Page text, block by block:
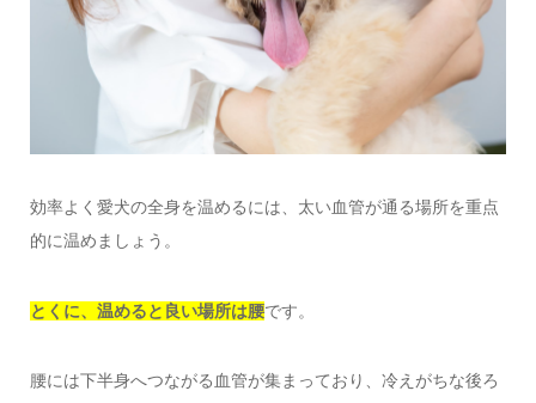
効率よく愛犬の全身を温めるには、太い血管が通る場所を重点
的に温めましょう。
とくに、温めると良い場所は腰です。
腰には下半身へつながる血管が集まっており、冷えがちな後ろ